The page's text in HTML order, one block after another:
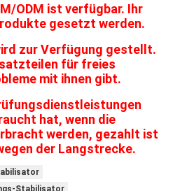
ODM ist verfügbar. Ihr
gesetzt werden.
zur Verfügung gestellt.
für freies
mit ihnen gibt.
hat, wenn die
werden, gezahlt ist
der Langstrecke.
Stabilisator